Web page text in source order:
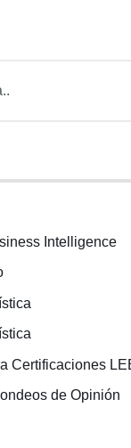
Intelligence
Certificaciones
de Opinión